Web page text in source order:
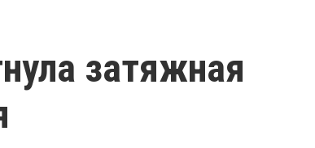
затяжная